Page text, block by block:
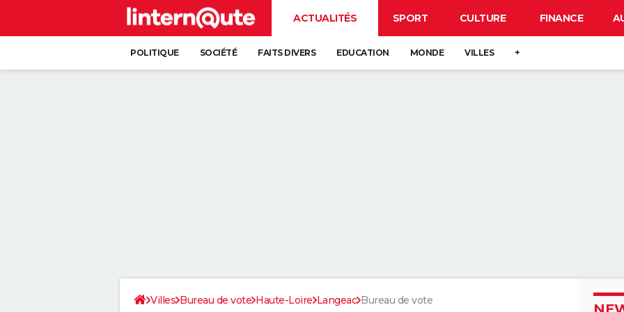
ACTUALITÉS SPORT CULTURE FINANCE
POLITIQUE SOCIÉTÉ FAITS DIVERS EDUCATION MONDE VILLES +
Villes Bureau de vote Haute-Loire Langeac Bureau de vote